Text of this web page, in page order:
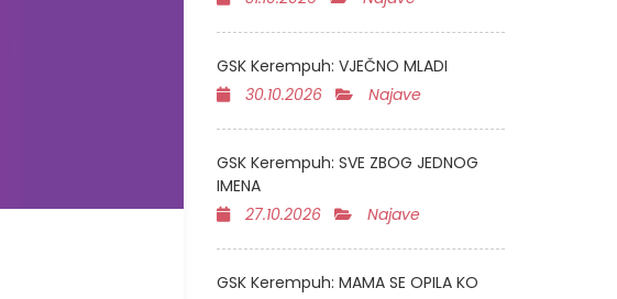
GSK Kerempuh: VJEČNO MLADI
30.10.2026
Najave
GSK Kerempuh: SVE ZBOG JEDNOG
IMENA
27.10.2026
Najave
GSK Kerempuh: MAMA SE OPILA KO